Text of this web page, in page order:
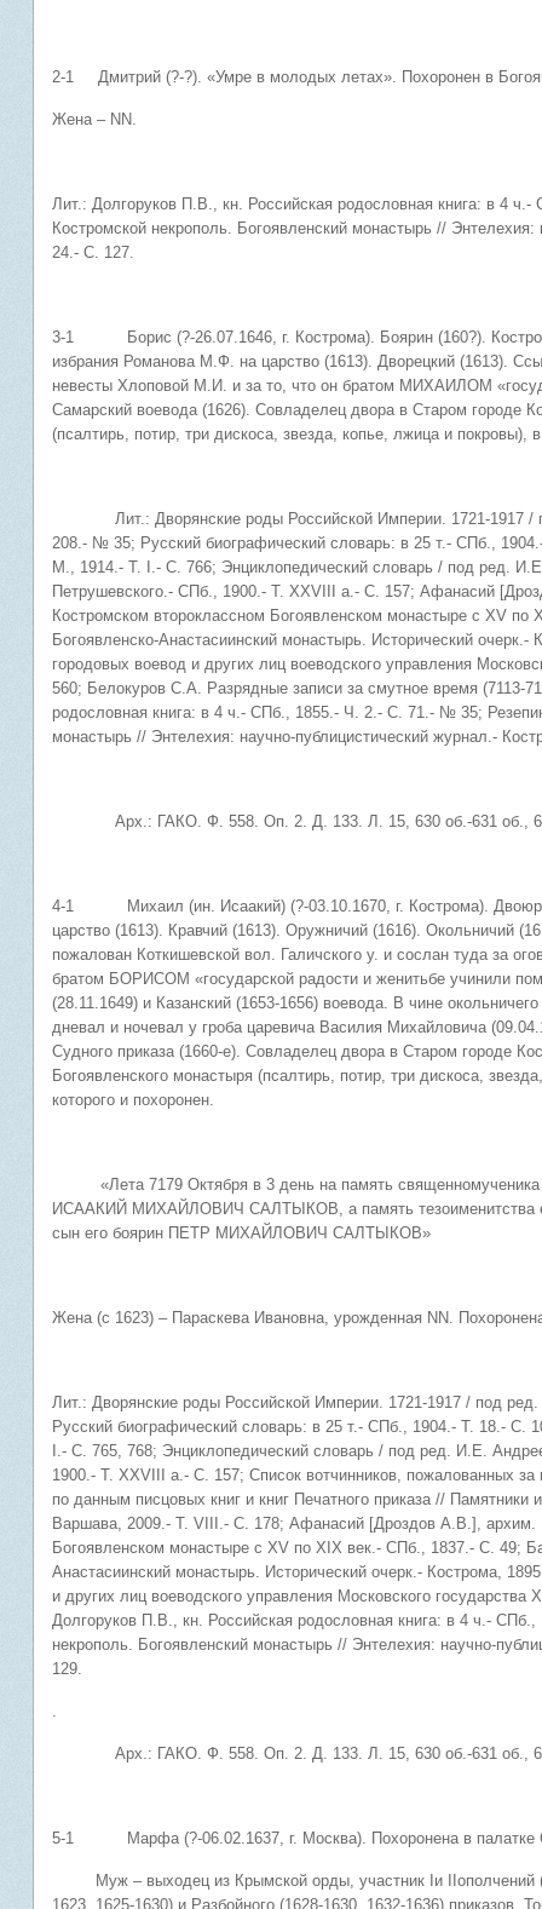
2-1 Дмитрий (?-?). «Умре в молодых летах». Похоронен в
Жена – NN.
Лит.: Долгоруков П.В., кн. Российская родословная книга: в 4
Костромской некрополь. Богоявленский монастырь //
24.- С. 127.
3-1 Борис (?-26.07.1646, г. Кострома). Боярин (160?).
избрания Романова М.Ф. на царство (1613). Дворецкий (1613).
невесты Хлоповой М.И. и за то, что он братом МИХАИЛОМ
Самарский воевода (1626). Совладелец двора в Старом городе
(псалтирь, потир, три дискоса, звезда, копье, лжица и покровы),
Лит.: Дворянские роды Российской Империи. 1721-1917 /
208.- № 35; Русский биографический словарь: в 25 т.- СПб.,
М., 1914.- Т. I.- С. 766; Энциклопедический словарь / под ред.
Петрушевского.- СПб., 1900.- Т. XXVIII а.- С. 157; Афанасий
Костромском второклассном Богоявленском монастыре с XV
Богоявленско-Анастасиинский монастырь. Исторический
городовых воевод и других лиц воеводского управления
560; Белокуров С.А. Разрядные записи за смутное время (7113-
родословная книга: в 4 ч.- СПб., 1855.- Ч. 2.- С. 71.- № 35;
монастырь // Энтелехия: научно-публицистический журнал.-
Арх.: ГАКО. Ф. 558. Оп. 2. Д. 133. Л. 15, 630 об.-631 об.,
4-1 Михаил (ин. Исаакий) (?-03.10.1670, г. Кострома).
царство (1613). Кравчий (1613). Оружничий (1616). Окольничий
пожалован Коткишевской вол. Галичского у. и сослан туда за
братом БОРИСОМ «государской радости и женитьбе учинили
(28.11.1649) и Казанский (1653-1656) воевода. В чине
дневал и ночевал у гроба царевича Василия Михайловича
Судного приказа (1660-е). Совладелец двора в Старом городе
Богоявленского монастыря (псалтирь, потир, три дискоса,
которого и похоронен.
«Лета 7179 Октября в 3 день на память священномученика
ИСААКИЙ МИХАЙЛОВИЧ САЛТЫКОВ, а память тезоименитства
сын его боярин ПЕТР МИХАЙЛОВИЧ САЛТЫКОВ»
Жена (с 1623) – Параскева Ивановна, урожденная NN.
Лит.: Дворянские роды Российской Империи. 1721-1917 / под
Русский биографический словарь: в 25 т.- СПб., 1904.- Т. 18.- С.
I.- С. 765, 768; Энциклопедический словарь / под ред. И.Е.
1900.- Т. XXVIII а.- С. 157; Список вотчинников, пожалованных
по данным писцовых книг и книг Печатного приказа //
Варшава, 2009.- Т. VIII.- С. 178; Афанасий [Дроздов А.В.], архим.
Богоявленском монастыре с XV по XIX век.- СПб., 1837.- С. 49;
Анастасиинский монастырь. Исторический очерк.- Кострома,
и других лиц воеводского управления Московского
Долгоруков П.В., кн. Российская родословная книга: в 4 ч.-
некрополь. Богоявленский монастырь // Энтелехия: научно-
129.
.
Арх.: ГАКО. Ф. 558. Оп. 2. Д. 133. Л. 15, 630 об.-631 об.,
5-1 Марфа (?-06.02.1637, г. Москва). Похоронена в палатке
Муж – выходец из Крымской орды, участник Iи IIополчений
1623, 1625-1630) и Разбойного (1628-1630, 1632-1636) приказов,